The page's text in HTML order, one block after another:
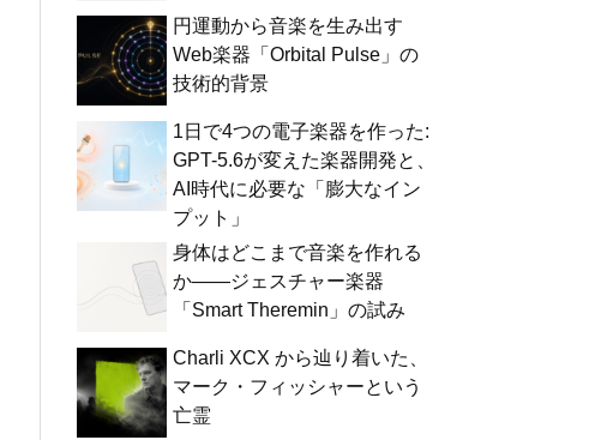
円運動から音楽を生み出す
Web楽器「Orbital Pulse」の
技術的背景
1日で4つの電子楽器を作った:
GPT-5.6が変えた楽器開発と、
AI時代に必要な「膨大なイン
プット」
身体はどこまで音楽を作れる
か——ジェスチャー楽器
「Smart Theremin」の試み
Charli XCX から辿り着いた、
マーク・フィッシャーという
亡霊